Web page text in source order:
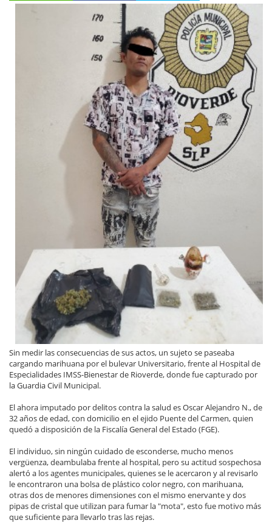
Sin medir las consecuencias de sus actos, un sujeto se paseaba
cargando marihuana por el bulevar Universitario, frente al Hospital de
Especialidades IMSS-Bienestar de Rioverde, donde fue capturado por
la Guardia Civil Municipal.
El ahora imputado por delitos contra la salud es Oscar Alejandro N., de
32 años de edad, con domicilio en el ejido Puente del Carmen, quien
quedó a disposición de la Fiscalía General del Estado (FGE).
El individuo, sin ningún cuidado de esconderse, mucho menos
vergüenza, deambulaba frente al hospital, pero su actitud sospechosa
alertó a los agentes municipales, quienes se le acercaron y al revisarlo
le encontraron una bolsa de plástico color negro, con marihuana,
otras dos de menores dimensiones con el mismo enervante y dos
pipas de cristal que utilizan para fumar la "mota", esto fue motivo más
que suficiente para llevarlo tras las rejas.